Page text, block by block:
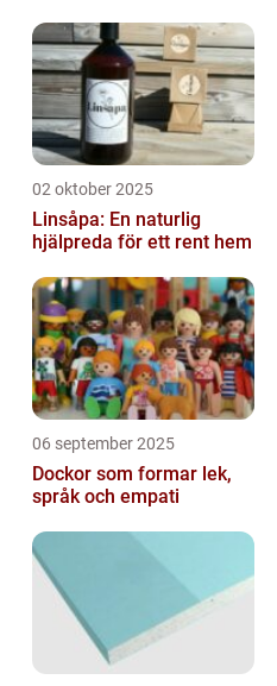
02 oktober 2025
Linsåpa: En naturlig
hjälpreda för ett rent hem
06 september 2025
Dockor som formar lek,
språk och empati